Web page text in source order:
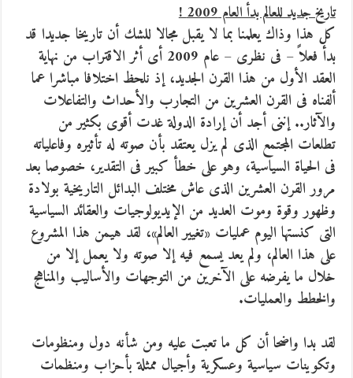
تاريخ جديد للعالم بدأ العام 2009 !
كل هذا وذاك يعلمنا بما لا يقبل مجالا للشك أن تاريخا جديدا قد
بدأ فعلاً – فى نظرى – عام 2009 أى أثر الاقتراب من نهاية
العقد الأول من هذا القرن الجديد، إذ نلحظ اختلافا مباشرا عما
ألفناه فى القرن العشرين من التجارب والأحداث والتفاعلات
والآثار.. إننى أجد أن إرادة الدولة غدت أقوى بكثير من
تطلعات المجتمع الذى لم يزل يعتقد بأن صوته له تأثيره وفاعلياته
فى الحياة السياسية، وهو على خطأ كبير فى التقدير، خصوصا بعد
مرور القرن العشرين الذى عاش مختلف البدائل التاريخية بولادة
وظهور وقوة وموت العديد من الإيديولوجيات والعقائد السياسية
التى كنستها اليوم عمليات «تغيير العالم»، لقد هيمن هذا المشروع
على هذا العالم، ولم يعد يسمع فيه إلا صوته ولا يعمل إلا من
خلال ما يفرضه على الآخرين من التوجهات والأساليب والمناهج
والخطط والعمليات.
لقد بدا واضحا أن كل ما تعبت عليه ومن شأنه دول ومنظومات
وتكوينات سياسية وعسكرية وأجيال ممثلة بأحزاب ومنظمات